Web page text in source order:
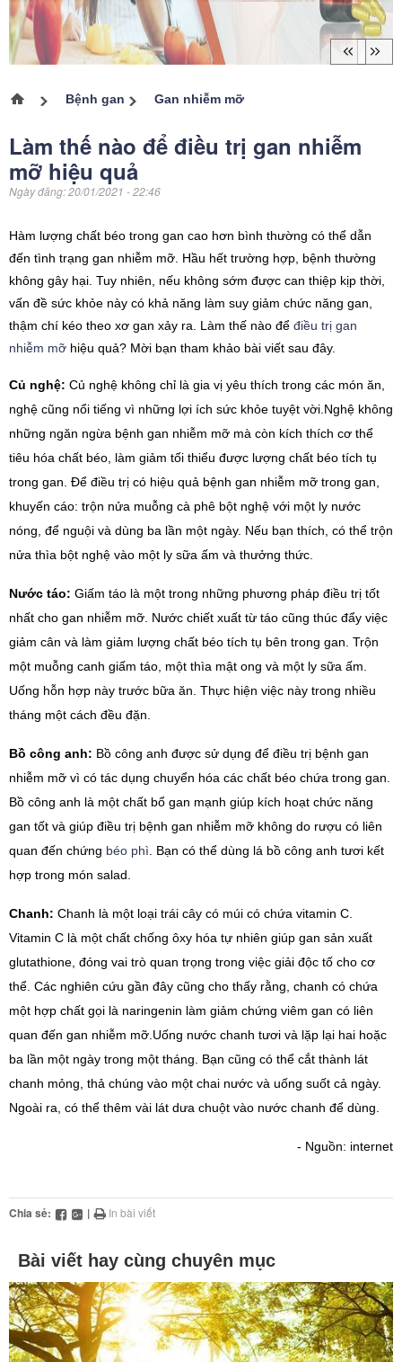
Trang chủ Bệnh gan Gan nhiễm mỡ
Làm thế nào để điều trị gan nhiễm
mỡ hiệu quả
Ngày đăng:20/01/2021 - 22:46
Hàm lượng chất béo trong gan cao hơn bình thường có thể dẫn
đến tình trạng gan nhiễm mỡ. Hầu hết trường hợp, bệnh thường
không gây hại. Tuy nhiên, nếu không sớm được can thiệp kịp thời,
vấn đề sức khỏe này có khả năng làm suy giảm chức năng gan,
thậm chí kéo theo xơ gan xảy ra. Làm thế nào để điều trị gan
nhiễm mỡ hiệu quả? Mời bạn tham khảo bài viết sau đây.
Củ nghệ: Củ nghệ không chỉ là gia vị yêu thích trong các món ăn,
nghệ cũng nổi tiếng vì những lợi ích sức khỏe tuyệt vời.Nghệ không
những ngăn ngừa bệnh gan nhiễm mỡ mà còn kích thích cơ thể
tiêu hóa chất béo, làm giảm tối thiểu được lượng chất béo tích tụ
trong gan. Để điều trị có hiệu quả bệnh gan nhiễm mỡ trong gan,
khuyến cáo: trộn nửa muỗng cà phê bột nghệ với một ly nước
nóng, để nguội và dùng ba lần một ngày. Nếu bạn thích, có thể trộn
nửa thìa bột nghệ vào một ly sữa ấm và thưởng thức.
Nước táo: Giấm táo là một trong những phương pháp điều trị tốt
nhất cho gan nhiễm mỡ. Nước chiết xuất từ táo cũng thúc đẩy việc
giảm cân và làm giảm lượng chất béo tích tụ bên trong gan. Trộn
một muỗng canh giấm táo, một thìa mật ong và một ly sữa ấm.
Uống hỗn hợp này trước bữa ăn. Thực hiện việc này trong nhiều
tháng một cách đều đặn.
Bồ công anh: Bồ công anh được sử dụng để điều trị bệnh gan
nhiễm mỡ vì có tác dụng chuyển hóa các chất béo chứa trong gan.
Bồ công anh là một chất bổ gan mạnh giúp kích hoạt chức năng
gan tốt và giúp điều trị bệnh gan nhiễm mỡ không do rượu có liên
quan đến chứng béo phì . Bạn có thể dùng lá bồ công anh tươi kết
hợp trong món salad.
Chanh: Chanh là một loại trái cây có múi có chứa vitamin C.
Vitamin C là một chất chống ôxy hóa tự nhiên giúp gan sản xuất
glutathione, đóng vai trò quan trọng trong việc giải độc tố cho cơ
thể. Các nghiên cứu gần đây cũng cho thấy rằng, chanh có chứa
một hợp chất gọi là naringenin làm giảm chứng viêm gan có liên
quan đến gan nhiễm mỡ. Uống nước chanh tươi và lặp lại hai hoặc
ba lần một ngày trong một tháng. Bạn cũng có thể cắt thành lát
chanh mỏng, thả chúng vào một chai nước và uống suốt cả ngày.
Ngoài ra, có thể thêm vài lát dưa chuột vào nước chanh để dùng.
- Nguồn: internet
Chia sẻ: | In bài viết
Bài viết hay cùng chuyên mục